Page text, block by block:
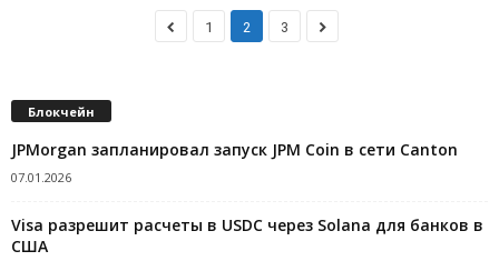
1 2 3
Блокчейн
JPMorgan запланировал запуск JPM Coin в сети Canton
07.01.2026
Visa разрешит расчеты в USDC через Solana для банков в
США